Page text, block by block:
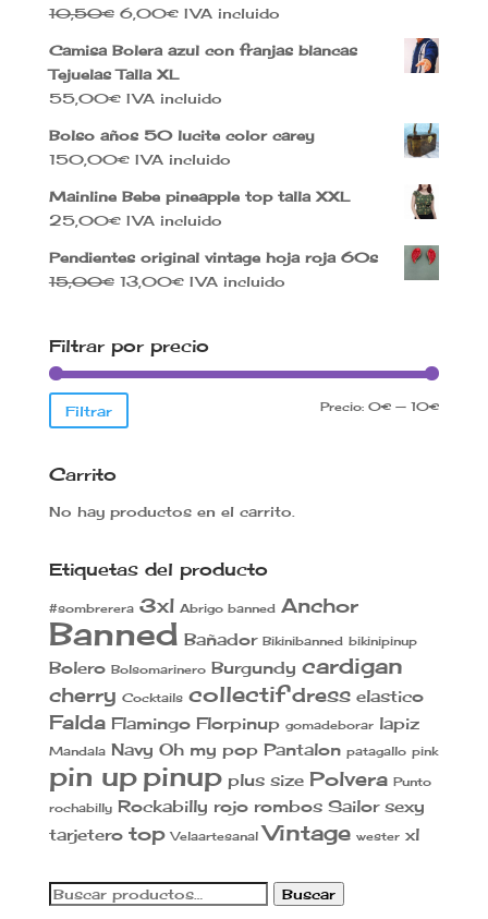
10,50€ El
original
era:
10,50€.
6,00€El
actual
es:
6,00€.
IVA incluido
Camisa Bolera azul con franjas blancas
Tejuelas Talla XL
55,00€ IVA incluido
Bolso años 50 lucite color carey
150,00€ IVA incluido
Mainline Bebe pineapple top talla XXL
25,00€ IVA incluido
Pendientes original vintage hoja roja 60s
15,00€ El
era:
15,00€.
13,00€El
es:
13,00€.
IVA incluido
Filtrar por precio
Precio
Precio
Filtrar Precio:0€ —10€
Carrito
No hay productos en el carrito.
Etiquetas del producto
#sombrerera 3xl Abrigo banned Anchor
Banned Bañador Bikinibanned bikinipinup
Bolero Bolsomarinero Burgundy cardigan
cherry Cocktails collectif dress elastico
Falda Flamingo Florpinup gomadeborar lapiz
Mandala Navy Oh my pop Pantalon patagallo pink
pin up pinup plus size Polvera Punto
rochabilly Rockabilly rojo rombos Sailor sexy
tarjetero top Velaartesanal Vintage wester xl
Buscar
Buscar